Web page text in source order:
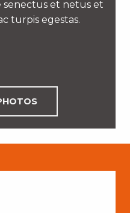
et netus et
turpis egestas.